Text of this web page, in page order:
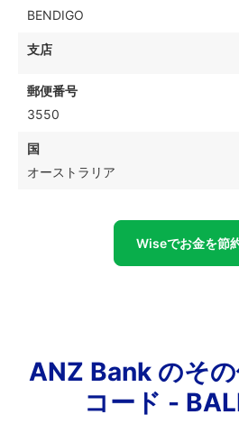
BENDIGO
支店
郵便番号
3550
国
オーストラリア
Wiseでお金を節
ANZ Bank のそ
コード -